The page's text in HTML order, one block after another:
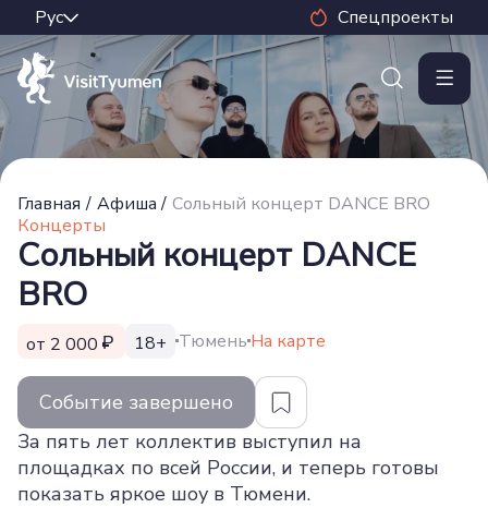
Спецпроекты
Главная / Афиша / Сольный концерт DANCE BRO
Концерты
Сольный концерт DANCE
BRO
от 2 000 18+ ТюменьНа карте
Событие завершено
За пять лет коллектив выступил на
площадках по всей России, и теперь готовы
показать яркое шоу в Тюмени.